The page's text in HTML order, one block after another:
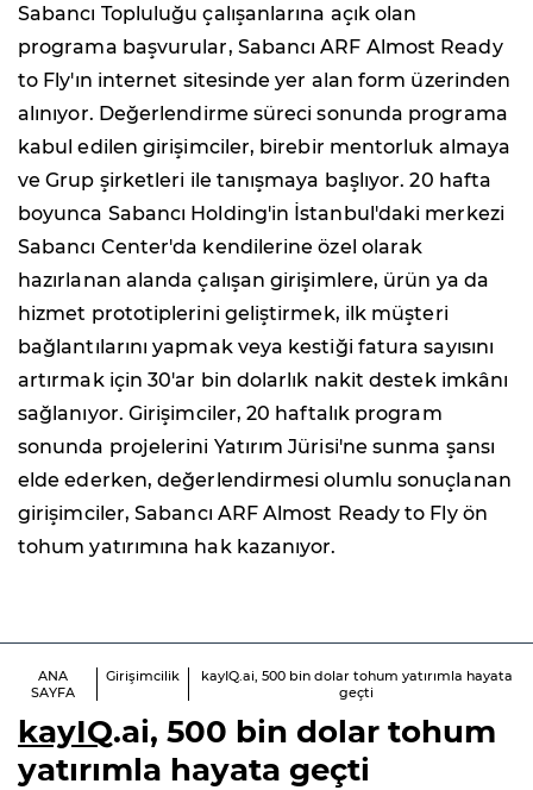
Sabancı Topluluğu çalışanlarına açık olan
programa başvurular, Sabancı ARF Almost Ready
to Fly'ın internet sitesinde yer alan form üzerinden
alınıyor. Değerlendirme süreci sonunda programa
kabul edilen girişimciler, birebir mentorluk almaya
ve Grup şirketleri ile tanışmaya başlıyor. 20 hafta
boyunca Sabancı Holding'in İstanbul'daki merkezi
Sabancı Center'da kendilerine özel olarak
hazırlanan alanda çalışan girişimlere, ürün ya da
hizmet prototiplerini geliştirmek, ilk müşteri
bağlantılarını yapmak veya kestiği fatura sayısını
artırmak için 30'ar bin dolarlık nakit destek imkânı
sağlanıyor. Girişimciler, 20 haftalık program
sonunda projelerini Yatırım Jürisi'ne sunma şansı
elde ederken, değerlendirmesi olumlu sonuçlanan
girişimciler, Sabancı ARF Almost Ready to Fly ön
tohum yatırımına hak kazanıyor.
ANA
SAYFA
Girişimcilik
kayIQ.ai, 500 bin dolar tohum yatırımla hayata
geçti
kayIQ.ai, 500 bin dolar tohum
yatırımla hayata geçti